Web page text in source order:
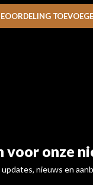
voor onze
nieuws en